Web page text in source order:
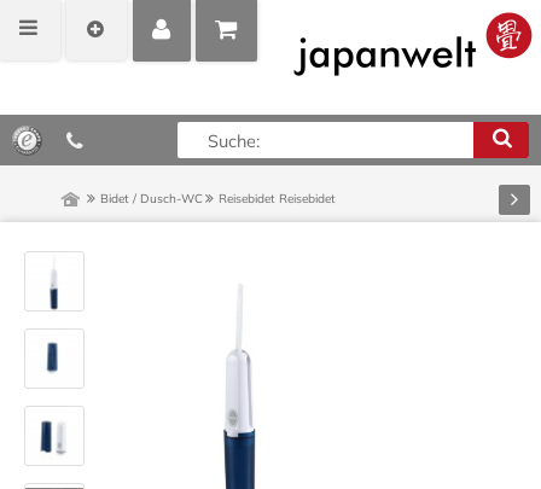
MEIN
POSITIONEN
ANZEIGEN
0,00 €*
Bidet / Dusch-WC Reisebidet Reisebidet Vor